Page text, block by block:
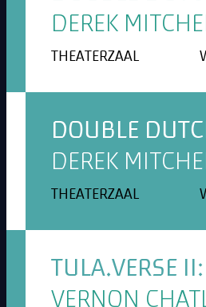
DEREK
THEATERZAAL
DOUBLE
DEREK
THEATERZAAL
TULA.VERSE
VERNON